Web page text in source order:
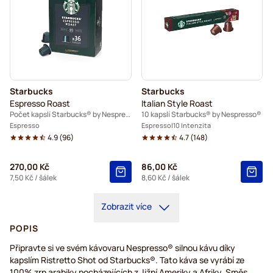
Starbucks
Espresso Roast
Počet kapslí Starbucks® by Nespresso®: 36
Espresso
4.9(96)
270,00 Kč
7,50 Kč / šálek
Starbucks
Italian Style Roast
10 kapslí Starbucks® by Nespresso®
Espresso 10 Intenzita
4.7(148)
86,00 Kč
8,60 Kč / šálek
Zobrazit více
POPIS
Připravte si ve svém kávovaru Nespresso® silnou kávu díky
kapslím Ristretto Shot od Starbucks®. Tato káva se vyrábí ze